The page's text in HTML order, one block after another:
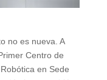
no es nueva. A
Centro de
en Sede